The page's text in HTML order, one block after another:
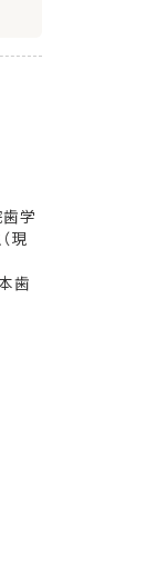
学
現
歯